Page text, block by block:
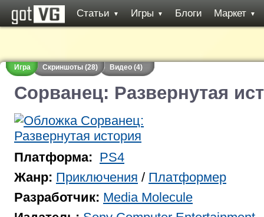
Статьи ▼ Игры ▼ Блоги Маркет ▼
Игра Скриншоты (28) Видео (4)
Сорванец: Развернутая
Платформа: PS4
Жанр: Приключения / Платформер
Разработчик: Media Molecule